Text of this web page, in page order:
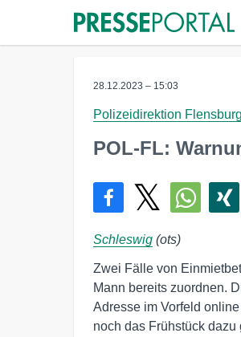
28.12.2023 – 15:03
Polizeidirektion Flensburg
POL-FL:
Schleswig (ots)
Zwei Fälle von
Mann bereits zuordnen.
Adresse im Vorfeld
noch das Frühstück